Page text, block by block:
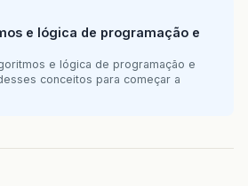
e lógica de programação e
e lógica de programação e
conceitos para começar a